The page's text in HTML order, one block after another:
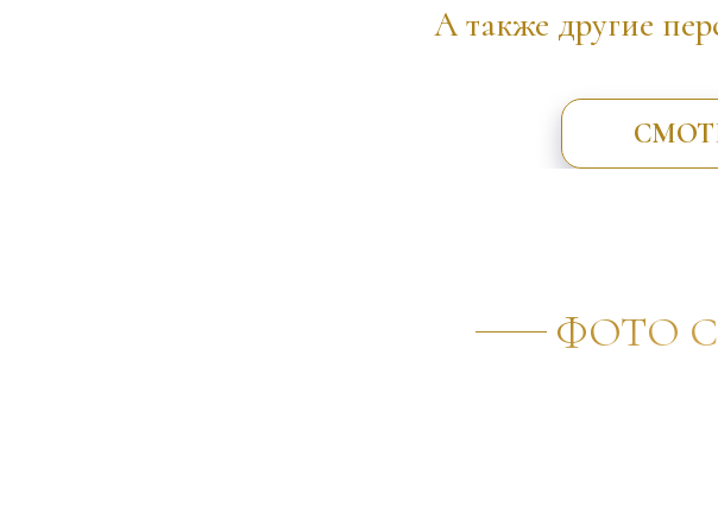
А также другие
ФОТО